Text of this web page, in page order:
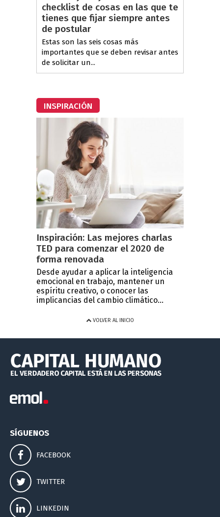
checklist de cosas en las que te
tienes que fijar siempre antes
de postular
Estas son las seis cosas más
importantes que se deben revisar antes
de solicitar un...
INSPIRACIÓN
Inspiración: Las mejores charlas
TED para comenzar el 2020 de
forma renovada
Desde ayudar a aplicar la inteligencia
emocional en trabajo, mantener un
espíritu creativo, o conocer las
implicancias del cambio climático...
VOLVER AL INICIO
SÍGUENOS
FACEBOOK
TWITTER
LINKEDIN